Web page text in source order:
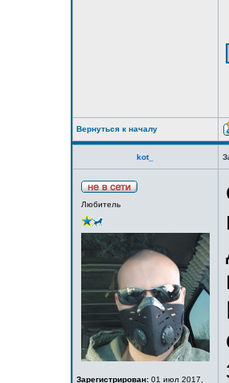
Вернуться к началу
kot_
Любитель
Зарегистрирован: 01 июл 2017,